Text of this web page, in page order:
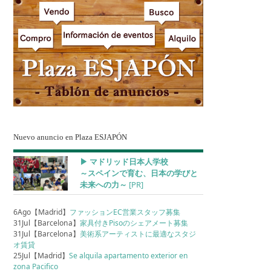
Nuevo anuncio en Plaza ESJAPÓN
▶︎ マドリッド日本人学校
～スペインで育む、日本の学びと
未来への力～ [PR]
6Ago【Madrid】 ファッションEC営業スタッフ募集
31Jul【Barcelona】家具付きPisoのシェアメート募集
31Jul【Barcelona】美術系アーティストに最適なスタジ
オ賃貸
25Jul【Madrid】Se alquila apartamento exterior en
zona Pacifico